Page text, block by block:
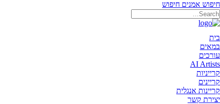
חיפוש אמנים חיפוש
בית
במאים
עורכים
AI Artists
קרייניות
קריינים
קריינות אנגלית
יצירת קשר